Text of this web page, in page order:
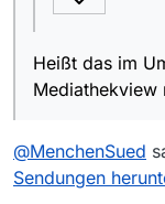
Heißt das im
Mediathekview
@MenchenSued
Sendungen